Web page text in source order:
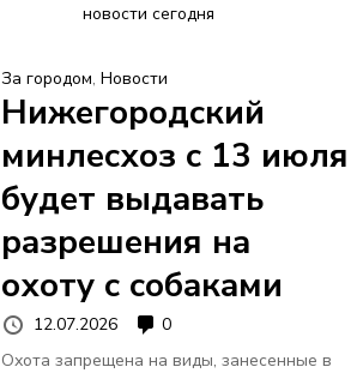
новости сегодня
За городом, Новости
Нижегородский
минлесхоз с 13 июля
будет выдавать
разрешения на
охоту с собаками
12.07.2026
0
Охота запрещена на виды, занесенные в